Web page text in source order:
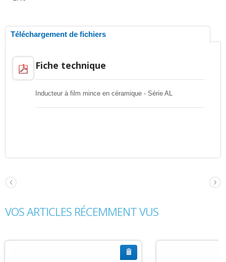
Téléchargement de fichiers
Fiche technique
Inducteur à film mince en céramique - Série AL
VOS ARTICLES RÉCEMMENT VUS